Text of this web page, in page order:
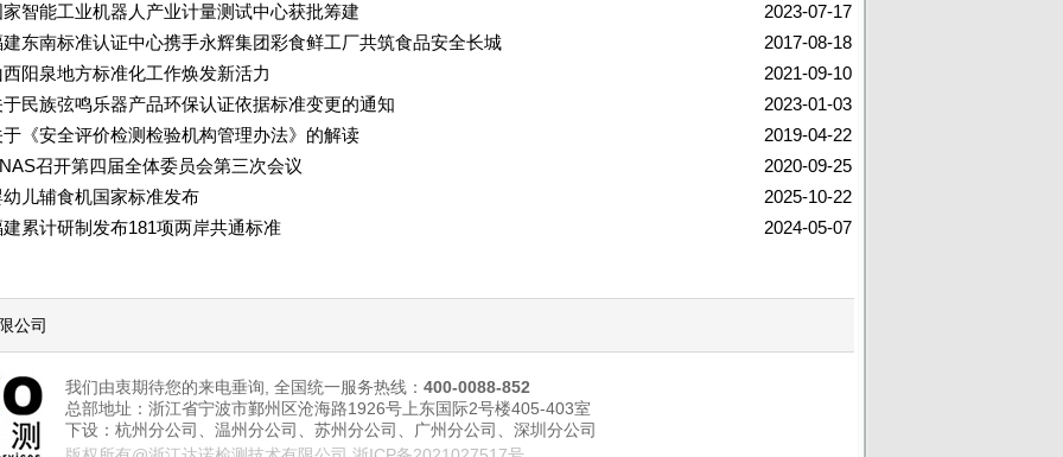
2023-07-17
家智能工业机器人产业计量测试中心获批筹建
2017-08-18
建东南标准认证中心携手永辉集团彩食鲜工厂共筑食品安全长城
2021-09-10
西阳泉地方标准化工作焕发新活力
2023-01-03
于民族弦鸣乐器产品环保认证依据标准变更的通知
2019-04-22
于《安全评价检测检验机构管理办法》的解读
2020-09-25
召开第四届全体委员会第三次会议
2025-10-22
幼儿辅食机国家标准发布
2024-05-07
建累计研制发布181项两岸共通标准
公司
我们由衷期待您的来电垂询, 全国统一服务热线： 400-0088-852
总部地址：浙江省宁波市鄞州区沧海路1926号上东国际2号楼405-403室
下设：杭州分公司、 温州分公司、苏州分公司
、广州分公司、深圳分公司